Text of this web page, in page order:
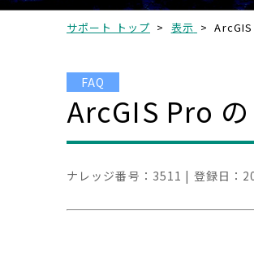
サポート トップ > 表示 >
FAQ
ArcGIS Pro
ナレッジ番号： 3511 | 登録日：